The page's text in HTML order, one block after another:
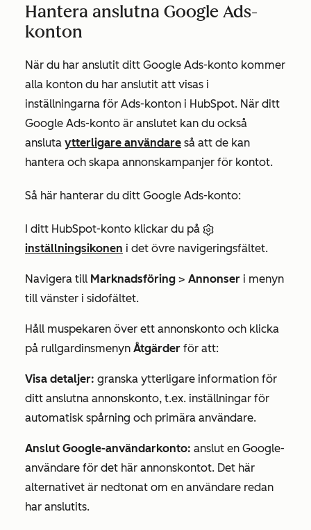
Hantera anslutna Google Ads-
konton
När du har anslutit ditt Google Ads-konto kommer
alla konton du har anslutit att visas i
inställningarna för Ads-konton i HubSpot. När ditt
Google Ads-konto är anslutet kan du också
ansluta ytterligare användare så att de kan
hantera och skapa annonskampanjer för kontot.
Så här hanterar du ditt Google Ads-konto:
I ditt HubSpot-konto klickar du på
inställningsikonen i det övre navigeringsfältet.
Navigera till Marknadsföring > Annonser i menyn
till vänster i sidofältet.
Håll muspekaren över ett annonskonto och klicka
på rullgardinsmenyn Åtgärder för att:
Visa detaljer: granska ytterligare information för
ditt anslutna annonskonto, t.ex. inställningar för
automatisk spårning och primära användare.
Anslut Google-användarkonto: anslut en Google-
användare för det här annonskontot. Det här
alternativet är nedtonat om en användare redan
har anslutits.